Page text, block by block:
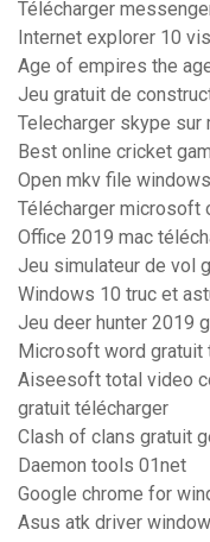
Télécharger
Internet explorer 10
Age of empires the
Jeu gratuit de
Telecharger skype sur
Best online cricket
Open mkv file
Télécharger microsoft
Office 2019 mac
Jeu simulateur de vol
Windows 10 truc et
Jeu deer hunter 2019
Microsoft word gratuit
Aiseesoft total video
gratuit télécharger
Clash of clans gratuit
Daemon tools 01net
Google chrome for
Asus atk driver